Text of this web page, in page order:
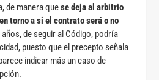
de manera quese deja al arbitrio
torno a si el contrato será o no
de seguir al Código, podría
puesto que el precepto señala
indicar más un caso de